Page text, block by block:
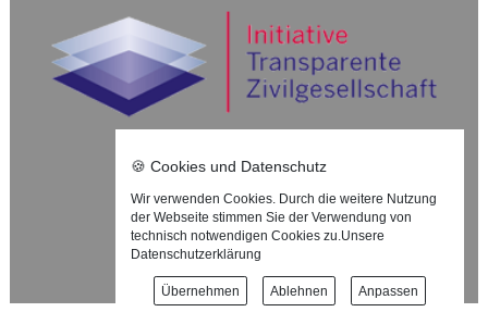
Nach oben ⇪
Impressum
Datenschutzerklärung
🍪 Cookies und Datenschutz
Wir verwenden Cookies. Durch die weitere Nutzung
der Webseite stimmen Sie der Verwendung von
technisch notwendigen Cookies zu. Unsere
Datenschutzerklärung
Übernehmen Ablehnen Anpassen